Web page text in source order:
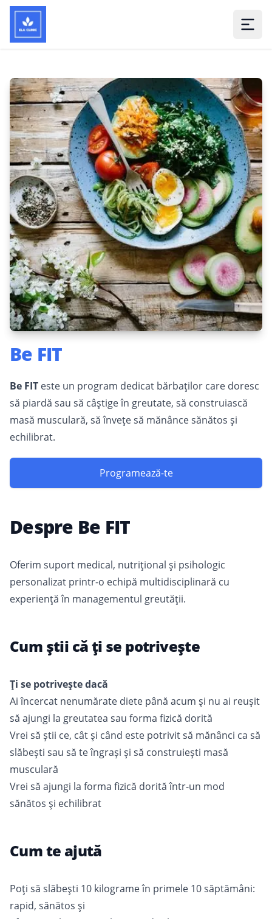
Be FIT
Be FIT este un program dedicat bărbaților care doresc
să piardă sau să câștige în greutate, să construiască
masă musculară, să învețe să mănânce sănătos și
echilibrat.
Programează-te
Despre Be FIT
Oferim suport medical, nutrițional și psihologic
personalizat printr-o echipă multidisciplinară cu
experiență în managementul greutății.
Cum ştii că ți se potriveşte
Ți se potrivește dacă
Ai încercat nenumărate diete până acum și nu ai reușit
să ajungi la greutatea sau forma fizică dorită
Vrei să știi ce, cât și când este potrivit să mănânci ca să
slăbești sau să te îngrași și să construiești masă
musculară
Vrei să ajungi la forma fizică dorită într-un mod
sănătos și echilibrat
Cum te ajută
Poți să slăbești 10 kilograme în primele 10 săptămâni:
rapid, sănătos și